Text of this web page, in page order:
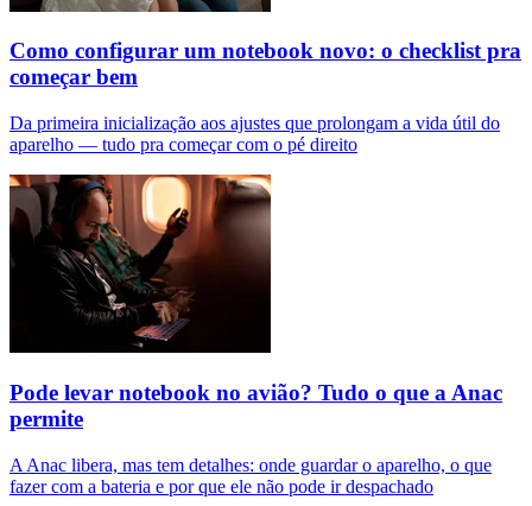
Como configurar um notebook novo: o checklist pra
começar bem
Da primeira inicialização aos ajustes que prolongam a vida útil do
aparelho — tudo pra começar com o pé direito
Pode levar notebook no avião? Tudo o que a Anac
permite
A Anac libera, mas tem detalhes: onde guardar o aparelho, o que
fazer com a bateria e por que ele não pode ir despachado